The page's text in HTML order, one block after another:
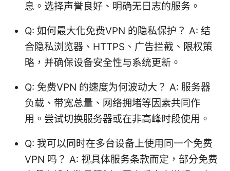
息。选择声誉良好、明确无日志的服务。
Q: 如何最大化免费VPN 的隐私保护？ A: 结
合隐私浏览器、HTTPS、广告拦截、限权策
略，并确保设备安全性与系统更新。
Q: 免费VPN 的速度为何波动大？ A: 服务器
负载、带宽总量、网络拥堵等因素共同作
用。尝试切换服务器或在非高峰时段使用。
Q: 我可以同时在多台设备上使用同一个免费
VPN 吗？ A: 视具体服务条款而定，部分免费